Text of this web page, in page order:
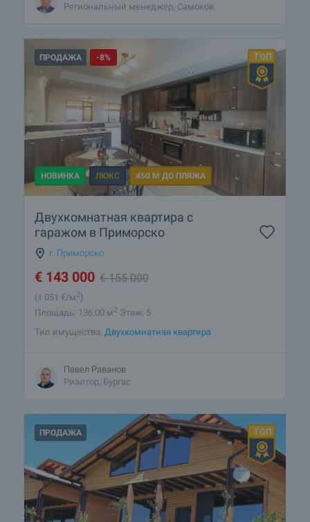
Региональный менеджер, Самоков
ПРОДАЖА -8%
НОВИНКА ЛЮКС 450 М ДО ПЛЯЖА
Двухкомнатная квартира с
гаражом в Приморско
г. Приморско
€ 143 000 €155 000
(1 051 €/м2)
Площадь: 136.00 м2 Этаж: 5
Тип имущества: Двухкомнатная квартира
Павел Раванов
Риэлтор, Бургас
ПРОДАЖА